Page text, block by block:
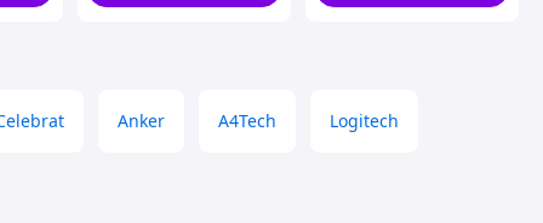
Anker A4Tech Logitech